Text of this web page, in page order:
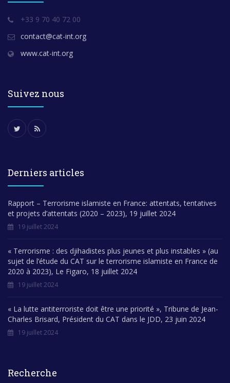
+33 9 70 40 72 00
contact@cat-int.org
www.cat-int.org
Suivez nous
Derniers articles
Rapport – Terrorisme islamiste en France: attentats, tentatives
et projets d’attentats (2020 – 2023), 19 juillet 2024
19 juillet 2024
« Terrorisme : des djihadistes plus jeunes et plus instables » (au
sujet de l’étude du CAT sur le terrorisme islamiste en France de
2020 à 2023), Le Figaro, 18 juillet 2024
19 juillet 2024
« La lutte antiterroriste doit être une priorité », Tribune de Jean-
Charles Brisard, Président du CAT dans le JDD, 23 juin 2024
19 juillet 2024
Recherche